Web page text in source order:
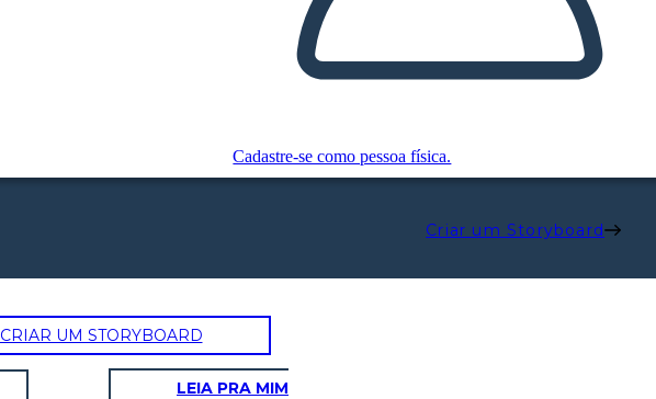
Cadastre-se como pessoa física.
Criar um Storyboard
CRIAR UM STORYBOARD
LEIA PRA MIM